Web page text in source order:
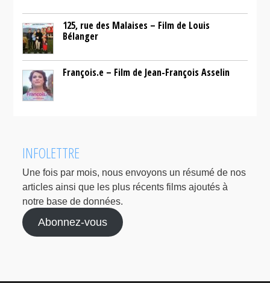
125, rue des Malaises – Film de Louis
Bélanger
François.e – Film de Jean-François Asselin
INFOLETTRE
Une fois par mois, nous envoyons un résumé de nos
articles ainsi que les plus récents films ajoutés à
notre base de données.
Abonnez-vous